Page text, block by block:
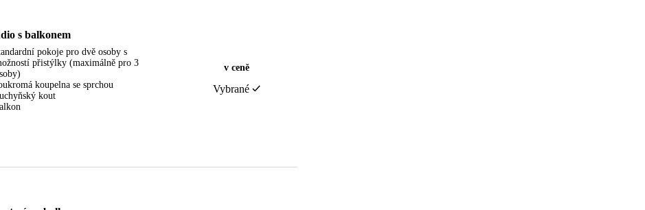
s balkonem
pokoje pro dvě osoby s
přistýlky (maximálně pro 3
koupelna se sprchou
kout
v ceně
Vybrané